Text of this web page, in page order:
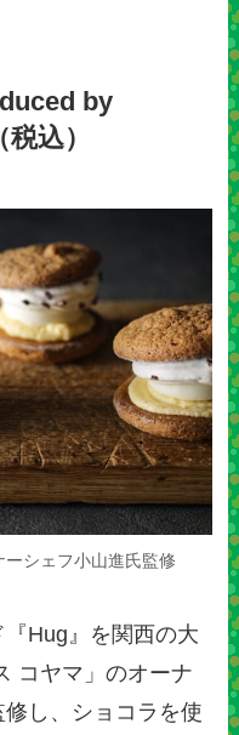
by
込）
シェフ小山進氏監修
Hug』を関西の大
コヤマ」のオーナ
し、ショコラを使